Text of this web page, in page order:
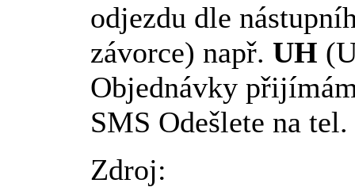
odjezdu dle
závorce) např. UH
Objednávky
SMS Odešlete na tel.
Zdroj: